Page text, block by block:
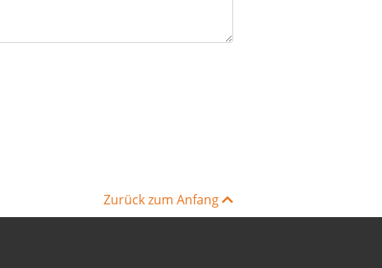
Zurück zum Anfang